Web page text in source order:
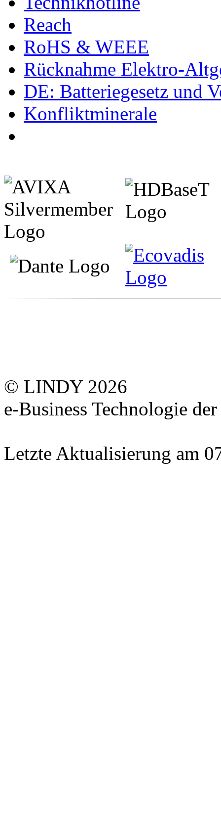
Reach
RoHS & WEEE
Rücknahme Elektro-
DE: Batteriegesetz und
Konfliktminerale
© LINDY 2026
e-Business Technologie
Letzte Aktualisierung am